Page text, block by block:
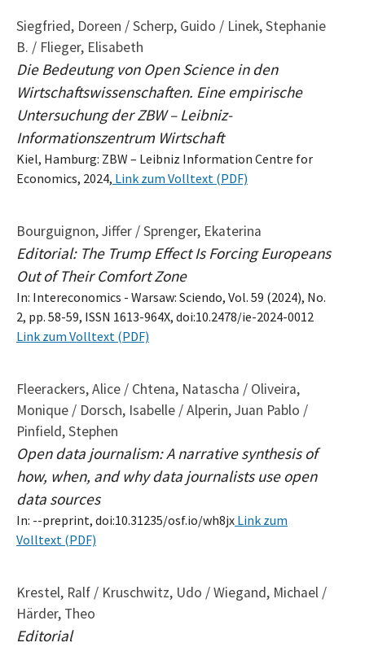
Siegfried, Doreen / Scherp, Guido / Linek, Stephanie
B. / Flieger, Elisabeth
Die Bedeutung von Open Science in den
Wirtschaftswissenschaften. Eine empirische
Untersuchung der ZBW – Leibniz-
Informationszentrum Wirtschaft
Kiel, Hamburg: ZBW – Leibniz Information Centre for
Economics, 2024, Link zum Volltext (PDF)
Bourguignon, Jiffer / Sprenger, Ekaterina
Editorial: The Trump Effect Is Forcing Europeans
Out of Their Comfort Zone
In: Intereconomics - Warsaw: Sciendo, Vol. 59 (2024), No.
2, pp. 58-59, ISSN 1613-964X, doi:10.2478/ie-2024-0012
Link zum Volltext (PDF)
Fleerackers, Alice / Chtena, Natascha / Oliveira,
Monique / Dorsch, Isabelle / Alperin, Juan Pablo /
Pinfield, Stephen
Open data journalism: A narrative synthesis of
how, when, and why data journalists use open
data sources
In: --preprint, doi:10.31235/osf.io/wh8jx Link zum
Volltext (PDF)
Krestel, Ralf / Kruschwitz, Udo / Wiegand, Michael /
Härder, Theo
Editorial